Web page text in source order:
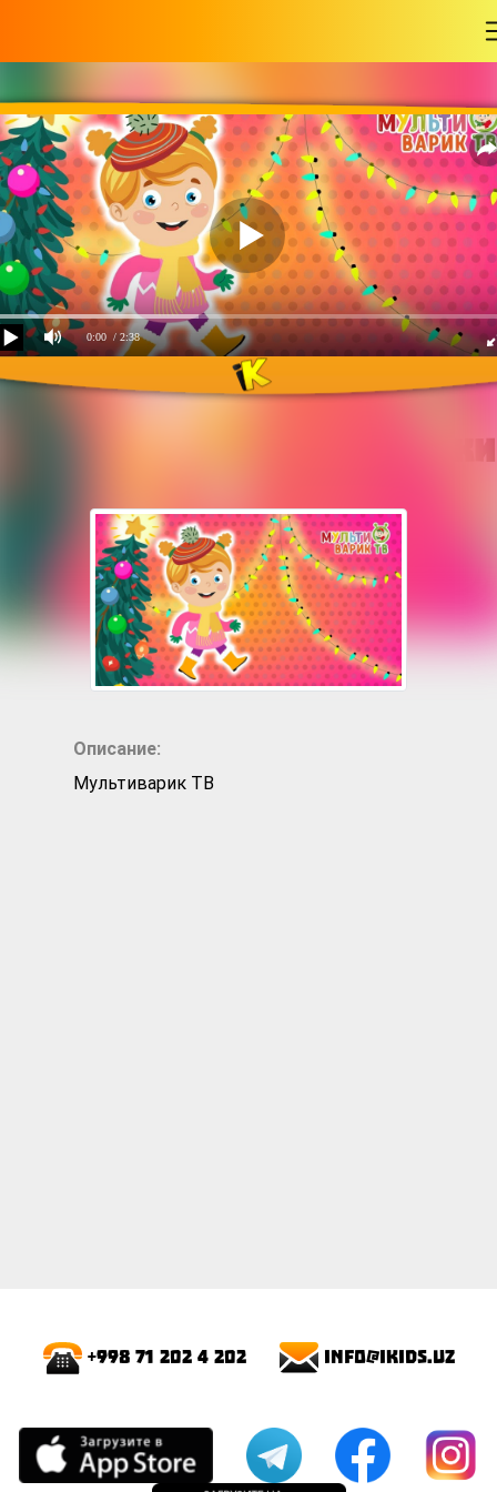
0:00 / 2:38
Елка, шарики, хлопушки
Описание:
Мультиварик ТВ
+998 71 202 4 202 info@ikids.uz